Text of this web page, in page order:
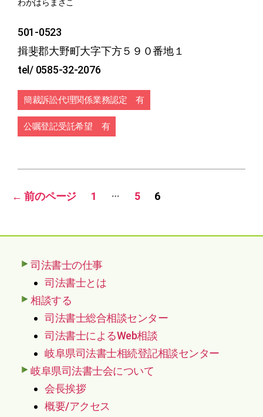
わかはらまさこ
501-0523
揖斐郡大野町大字下方５９０番地１
tel/ 0585-32-2076
簡裁訴訟代理関係業務認定 有
公嘱登記受託希望 有
の
ジ
← 前のページ 1 … 5 6
司法書士の仕事
司法書士とは
相談する
司法書士総合相談センター
司法書士によるWeb相談
岐阜県司法書士相続登記相談センター
岐阜県司法書士会について
会長挨拶
概要/アクセス